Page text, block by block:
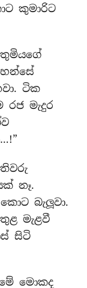
කුමාරිට
ටික
මැදුර
නෑ.
බැලූවා.
මැළවී
සිටි
මොකද